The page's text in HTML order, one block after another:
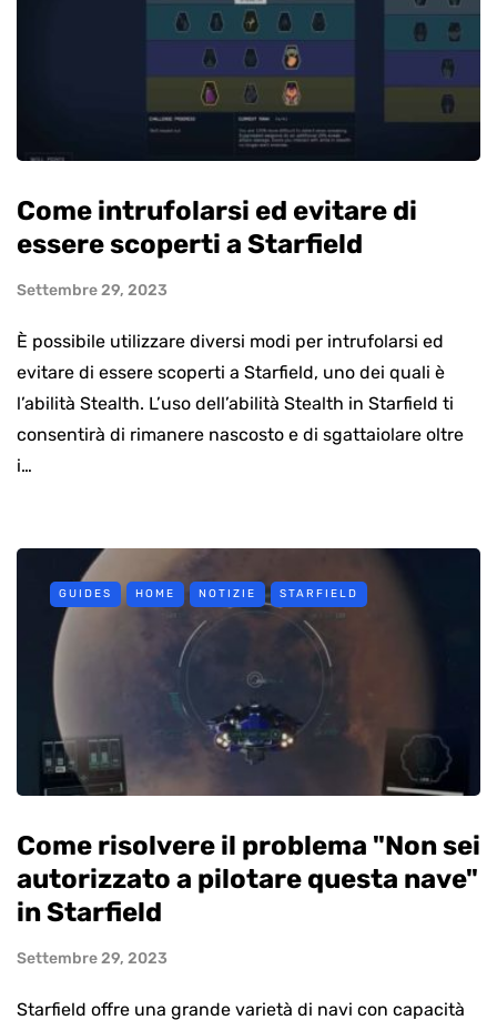
Come intrufolarsi ed evitare di
essere scoperti a Starfield
Settembre 29, 2023
È possibile utilizzare diversi modi per intrufolarsi ed
evitare di essere scoperti a Starfield, uno dei quali è
l’abilità Stealth. L’uso dell’abilità Stealth in Starfield ti
consentirà di rimanere nascosto e di sgattaiolare oltre
i…
GUIDES HOME NOTIZIE STARFIELD
Come risolvere il problema "Non sei
autorizzato a pilotare questa nave"
in Starfield
Settembre 29, 2023
Starfield offre una grande varietà di navi con capacità